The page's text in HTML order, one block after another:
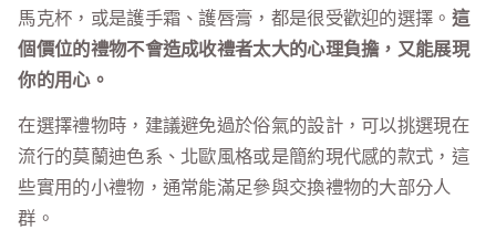
馬克杯，或是護手霜、護唇膏，都是很受歡迎的選擇。 這
個價位的禮物不會造成收禮者太大的心理負擔，又能展現
你的用心。
在選擇禮物時，建議避免過於俗氣的設計，可以挑選現在
流行的莫蘭迪色系、北歐風格或是簡約現代感的款式，這
些實用的小禮物，通常能滿足參與交換禮物的大部分人
群。